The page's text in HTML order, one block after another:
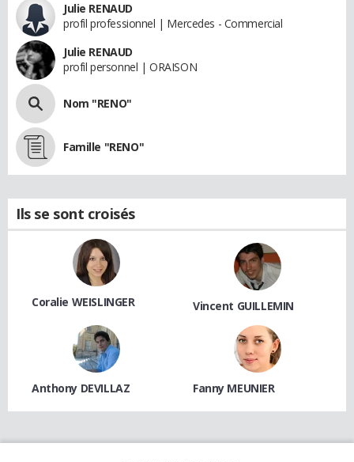
Julie RENAUD
profil professionnel | Mercedes - Commercial
Julie RENAUD
profil personnel | ORAISON
Nom "RENO"
Famille "RENO"
Ils se sont croisés
Coralie WEISLINGER Vincent GUILLEMIN
Anthony DEVILLAZ Fanny MEUNIER